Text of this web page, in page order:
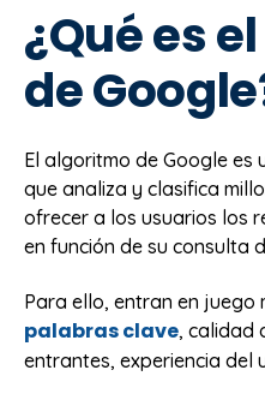
¿Qué es
de
El algoritmo de Google es
que analiza y clasifica
ofrecer a los usuarios los
en función de su consulta
Para ello, entran en juego
palabras clave, calidad
entrantes, experiencia del